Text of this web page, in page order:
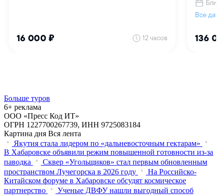
Больше туров
6+ реклама
ООО «Пресс Код ИТ»
ОГРН 1227700267739, ИНН 9725083184
Картина дня Вся лента
Якутия стала лидером по «дальневосточным гектарам»
В Хабаровске объявили режим повышенной готовности из‑за
паводка
Сквер «Угольщиков» стал первым обновленным
пространством Лучегорска в 2026 году
На Российско-
Китайском форуме в Хабаровске обсудят космическое
партнерство
Ученые ДВФУ нашли выгодный способ